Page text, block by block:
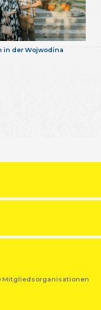
in der Wojwodina
Mitgliedsorganisationen